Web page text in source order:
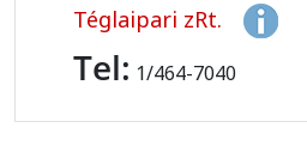
Téglaipari zRt.
Tel: 1/464-7040